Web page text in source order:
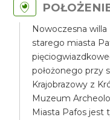
Nowoczesna willa
starego miasta
położonego przy
Krajobrazowy z
Muzeum
Miasta Pafos jest